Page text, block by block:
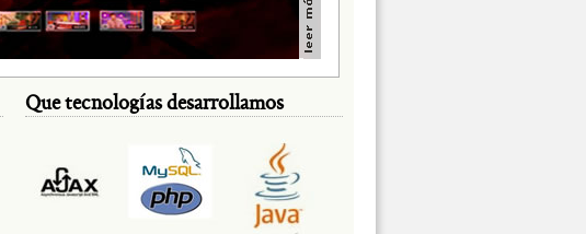
Que tecnologías desarrollamos